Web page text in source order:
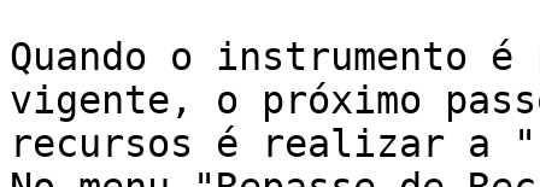
Quando o instrumento
vigente, o próximo
recursos é realizar a